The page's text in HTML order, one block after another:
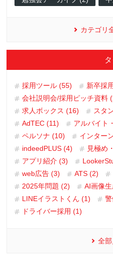
カテゴリ
採用ツール (55) 新卒採
会社説明会/採用ピッチ資料
求人ボックス (16)
スタ
AdTEC (11)
アルバイト
ペルソナ (10)
インター
indeedPLUS (4)
見極め
アプリ紹介 (3)
web広告 (3)
ATS (2)
2025年問題 (2)
AI画像
LINEイラストくん (1)
ドライバー採用 (1)
全